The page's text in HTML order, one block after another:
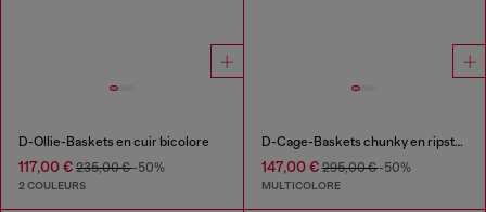
D-Ollie-Baskets en cuir bicolore
117,00 € 235,00 €-50%
2 COULEURS
D-Cage-Baskets chunky en ripstop
147,00 €295,00 €-50%
MULTICOLORE